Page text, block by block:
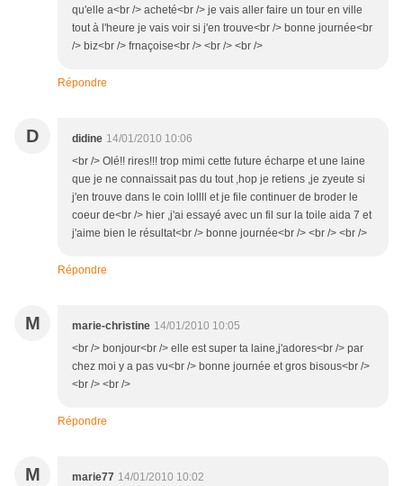
qu'elle a<br /> acheté<br /> je vais aller faire un tour en ville
tout à l'heure je vais voir si j'en trouve<br /> bonne journée<br
/> biz<br /> frnaçoise<br /> <br /> <br />
Répondre
D didine 14/01/2010 10:06
<br /> Olé!! rires!!! trop mimi cette future écharpe et une laine
que je ne connaissait pas du tout ,hop je retiens ,je zyeute si
j'en trouve dans le coin lollll et je file continuer de broder le
coeur de<br /> hier ,j'ai essayé avec un fil sur la toile aida 7 et
j'aime bien le résultat<br /> bonne journée<br /> <br /> <br />
Répondre
M marie-christine 14/01/2010 10:05
<br /> bonjour<br /> elle est super ta laine,j'adores<br /> par
chez moi y a pas vu<br /> bonne journée et gros bisous<br />
<br /> <br />
Répondre
M marie77 14/01/2010 10:02